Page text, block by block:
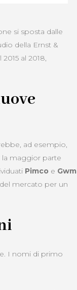
si sposta dalle
della Ernst &
al 2018,
ad esempio,
la maggior parte
Pimco e Gwm
mercato per un
I nomi di primo